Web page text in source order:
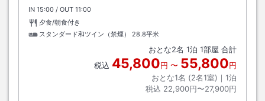
IN チェックイン
15:00 / OUT チェックアウト
11:00
夕食/朝食付き
スタンダード和ツイン（禁煙）
28.8平米
おとな2名 1泊 1部屋 合計
税込 45,800円 〜 55,800円
おとな1名 (2名1室)｜ 1泊
税込 22,900円〜27,900円